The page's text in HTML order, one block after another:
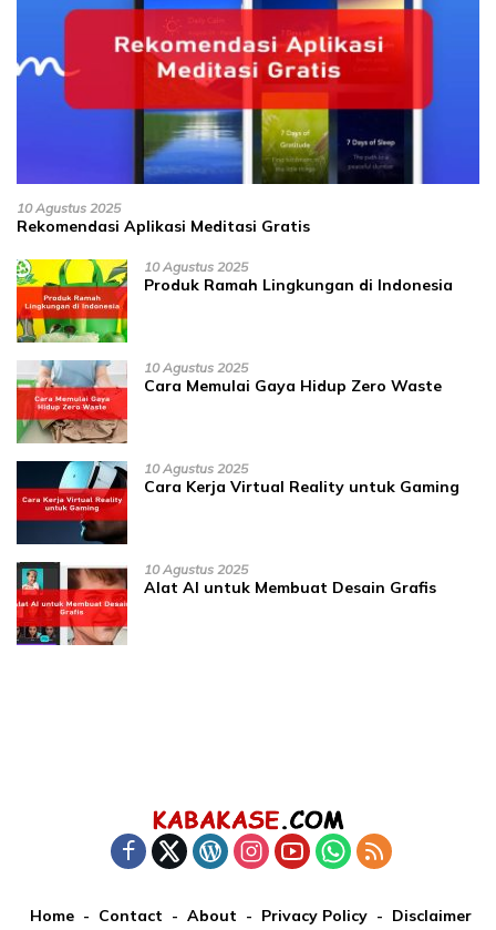
10 Agustus 2025
Rekomendasi Aplikasi Meditasi Gratis
10 Agustus 2025
Produk Ramah Lingkungan di Indonesia
10 Agustus 2025
Cara Memulai Gaya Hidup Zero Waste
10 Agustus 2025
Cara Kerja Virtual Reality untuk Gaming
10 Agustus 2025
Alat AI untuk Membuat Desain Grafis
Home Contact About Privacy Policy Disclaimer